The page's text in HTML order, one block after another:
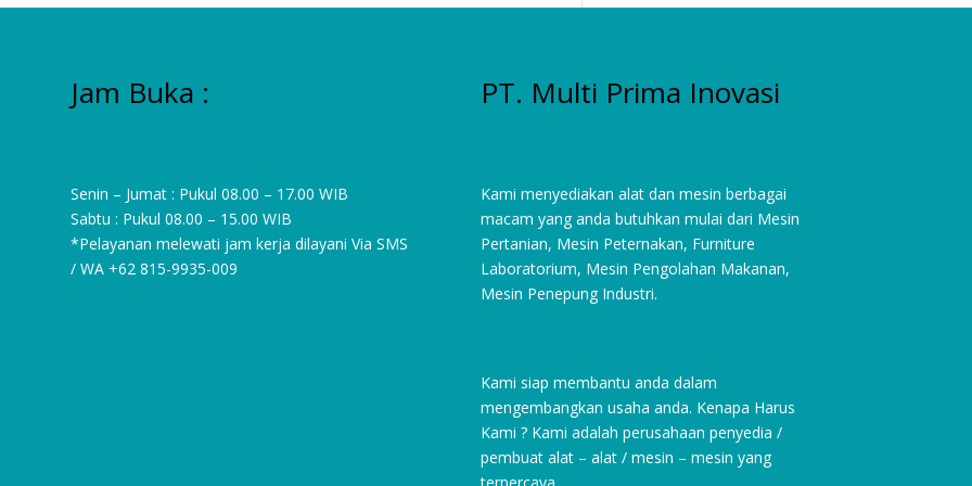
Jam Buka :
Senin – Jumat : Pukul 08.00 – 17.00 WIB
Sabtu : Pukul 08.00 – 15.00 WIB
*Pelayanan melewati jam kerja dilayani Via SMS
/ WA +62 815-9935-009
PT. Multi Prima Inovasi
Kami menyediakan alat dan mesin berbagai
macam yang anda butuhkan mulai dari Mesin
Pertanian, Mesin Peternakan, Furniture
Laboratorium, Mesin Pengolahan Makanan,
Mesin Penepung Industri.
Kami siap membantu anda dalam
mengembangkan usaha anda. Kenapa Harus
Kami ? Kami adalah perusahaan penyedia /
pembuat alat – alat / mesin – mesin yang